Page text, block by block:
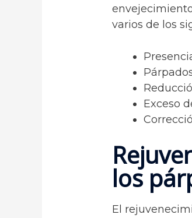
varios de los
Exceso
los
El